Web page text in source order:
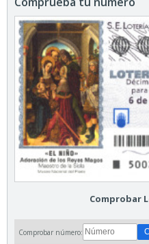
Comprobar
Comprobar número: